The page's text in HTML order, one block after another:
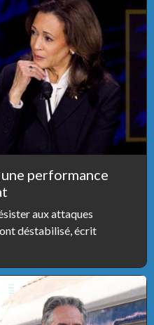
performance
aux attaques
déstabilisé, écrit